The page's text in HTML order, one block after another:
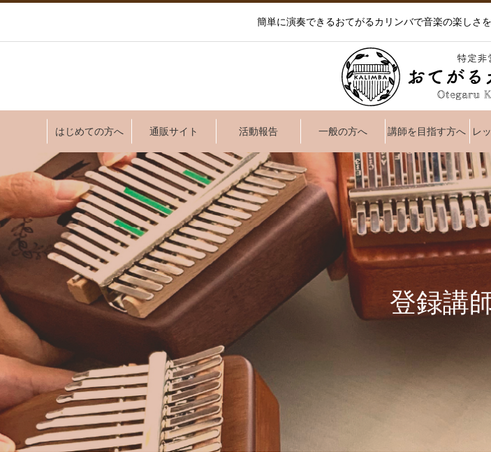
簡単に演奏できるおてがるカリンバで音楽の楽しさ
はじめての方へ 通販サイト 活動報告 一般の方へ 講師を目指す方へ レ
登録講